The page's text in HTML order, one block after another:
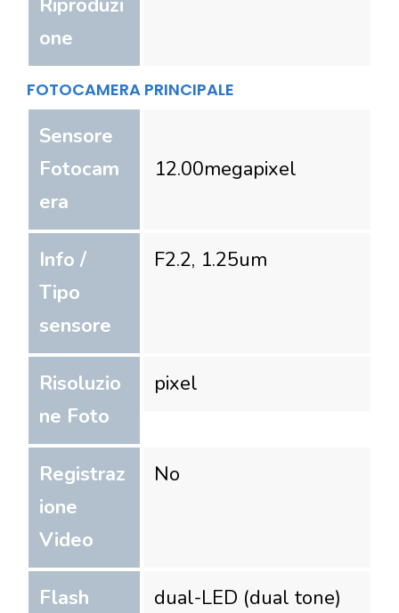
Riproduzi
one
FOTOCAMERA PRINCIPALE
Sensore
Fotocam
era
12.00megapixel
Info /
Tipo
sensore
F2.2, 1.25um
Risoluzio
ne Foto
pixel
Registraz
ione
Video
No
Flash
dual-LED (dual tone)